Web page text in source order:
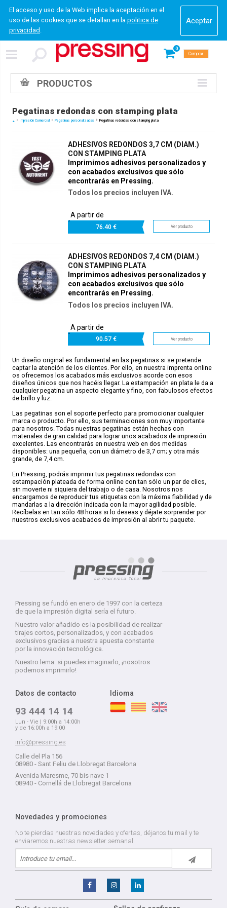
El acceso y uso de la Web implica la aceptación en el
uso de las cookies que se detallan en la politica de
privacidad .
0
Comprar
PRODUCTOS
Pegatinas redondas con stamping plata
Impresión Comercial Pegatinas personalizadas Pegatinas redondas con stamping plata
ADHESIVOS REDONDOS 3,7 CM (DIAM.)
CON STAMPING PLATA
Imprimimos adhesivos personalizados y
con acabados exclusivos que sólo
encontrarás en Pressing.
Todos los precios incluyen IVA.
A partir de
76.40 € Ver producto
ADHESIVOS REDONDOS 7,4 CM (DIAM.)
CON STAMPING PLATA
Imprimimos adhesivos personalizados y
con acabados exclusivos que sólo
encontrarás en Pressing.
Todos los precios incluyen IVA.
A partir de
90.57 € Ver producto
Un diseño original es fundamental en las pegatinas si se pretende
captar la atención de los clientes. Por ello, en nuestra imprenta online
os ofrecemos los acabados más exclusivos acorde con esos
diseños únicos que nos hacéis llegar. La estampación en plata le da a
cualquier pegatina un aspecto elegante y fino, con fabulosos efectos
de brillo y luz.
Las pegatinas son el soporte perfecto para promocionar cualquier
marca o producto. Por ello, sus terminaciones son muy importante
para nosotros. Todas nuestras pegatinas están hechas con
materiales de gran calidad para lograr unos acabados de impresión
excelentes. Las encontrarás en nuestra web en dos medidas
disponibles: una pequeña, con un diámetro de 3,7 cm; y otra más
grande, de 7,4 cm.
En Pressing, podrás imprimir tus pegatinas redondas con
estampación plateada de forma online con tan sólo un par de clics,
sin moverte ni siquiera del trabajo o de casa. Nosotros nos
encargamos de reproducir tus etiquetas con la máxima fiabilidad y de
mandarlas a la dirección indicada con la mayor agilidad posible.
Recíbelas en tan sólo 48 horas si lo deseas y déjate sorprender por
nuestros exclusivos acabados de impresión al abrir tu paquete.
Pressing se fundó en enero de 1997 con la certeza
de que la impresión digital sería el futuro.
Nuestro valor añadido es la posibilidad de realizar
tirajes cortos, personalizados, y con acabados
exclusivos gracias a nuestra apuesta constante
por la innovación tecnológica.
Nuestro lema: si puedes imaginarlo, ¡nosotros
podemos imprimirlo!
Datos de contacto
93 444 14 14
Lun - Vie | 9:00h a 14:00h
y de 16:00h a 19:00
info@pressing.es
Calle del Pla 156
08980 - Sant Feliu de Llobregat Barcelona
Avenida Maresme, 70 bis nave 1
08940 - Cornellá de Llobregat Barcelona
Idioma
Novedades y promociones
No te pierdas nuestras novedades y ofertas, déjanos tu mail y te
enviaremos nuestras newsletter semanal.